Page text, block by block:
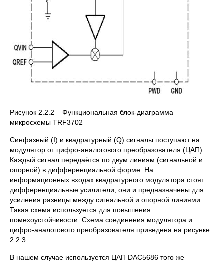
Рисунок 2.2.2 – Функциональная блок-диаграмма
микросхемы TRF3702
Синфазный (I) и квадратурный (Q) сигналы поступают на
модулятор от цифро-аналогового преобразователя (ЦАП).
Каждый сигнал передаётся по двум линиям (сигнальной и
опорной) в дифференциальной форме. На
информационных входах квадратурного модулятора стоят
дифференциальные усилители, они и предназначены для
усиления разницы между сигнальной и опорной линиями.
Такая схема используется для повышения
помехоустойчивости. Схема соединения модулятора и
цифро-аналогового преобразователя приведена на рисунке
2.2.3
В нашем случае используется ЦАП DAC5686 того же